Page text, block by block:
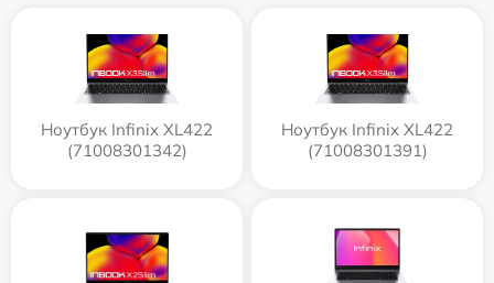
Ноутбук Infinix XL422
(71008301342)
Ноутбук Infinix XL422
(71008301391)